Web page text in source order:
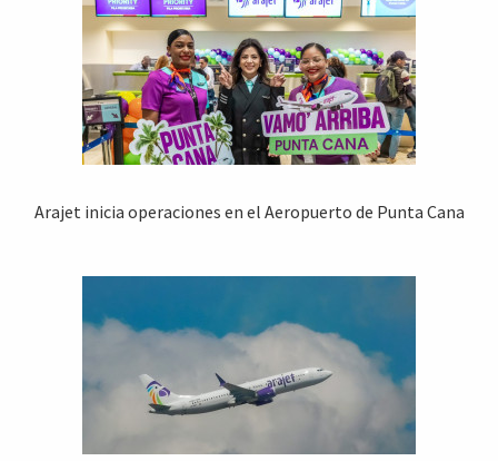
Arajet inicia operaciones en el Aeropuerto de Punta Cana